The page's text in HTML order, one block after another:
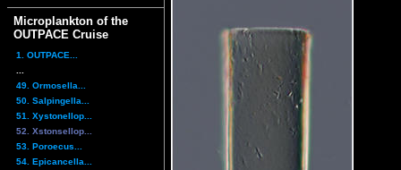
Microplankton of the
OUTPACE Cruise
1. OUTPACE...
49. Ormosella...
50. Salpingella...
51. Xystonellop...
52. Xstonsellop...
53. Poroecus...
54. Epicancella...